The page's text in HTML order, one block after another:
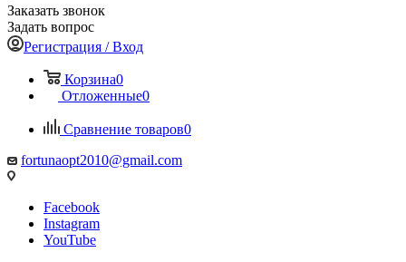
Заказать звонок
Задать вопрос
Регистрация / Вход
Корзина0
Отложенные0
Сравнение товаров0
fortunaopt2010@gmail.com
Facebook
Instagram
YouTube